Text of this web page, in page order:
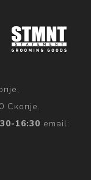
Скопје.
16:30 email: